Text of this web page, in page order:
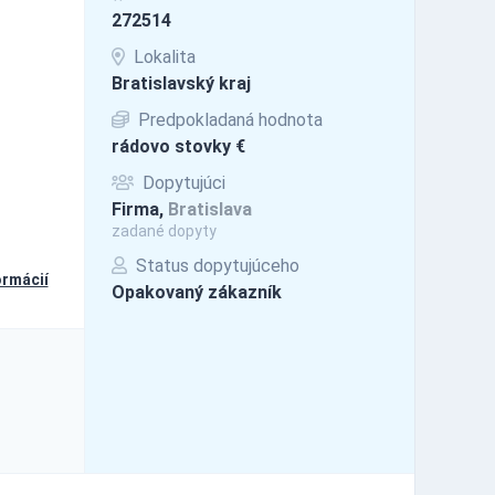
272514
Lokalita
Bratislavský kraj
Predpokladaná hodnota
rádovo stovky €
Dopytujúci
Firma, Bratislava
zadané dopyty
Status dopytujúceho
Opakovaný zákazník